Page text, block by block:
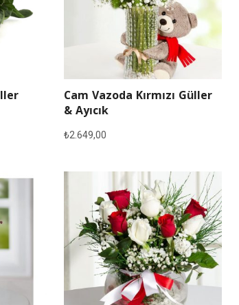
Cam Vazoda Kırmızı Güller
& Ayıcık
₺2.649,00